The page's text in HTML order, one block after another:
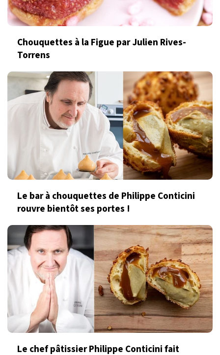
Chouquettes à la Figue par Julien Rives-
Torrens
Le bar à chouquettes de Philippe Conticini
rouvre bientôt ses portes !
Le chef pâtissier Philippe Conticini fait